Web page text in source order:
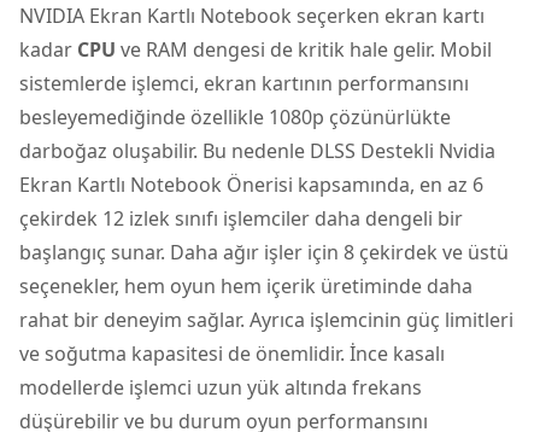
NVIDIA Ekran Kartlı Notebook seçerken ekran kartı
kadar CPU ve RAM dengesi de kritik hale gelir. Mobil
sistemlerde işlemci, ekran kartının performansını
besleyemediğinde özellikle 1080p çözünürlükte
darboğaz oluşabilir. Bu nedenle DLSS Destekli Nvidia
Ekran Kartlı Notebook Önerisi kapsamında, en az 6
çekirdek 12 izlek sınıfı işlemciler daha dengeli bir
başlangıç sunar. Daha ağır işler için 8 çekirdek ve üstü
seçenekler, hem oyun hem içerik üretiminde daha
rahat bir deneyim sağlar. Ayrıca işlemcinin güç limitleri
ve soğutma kapasitesi de önemlidir. İnce kasalı
modellerde işlemci uzun yük altında frekans
düşürebilir ve bu durum oyun performansını